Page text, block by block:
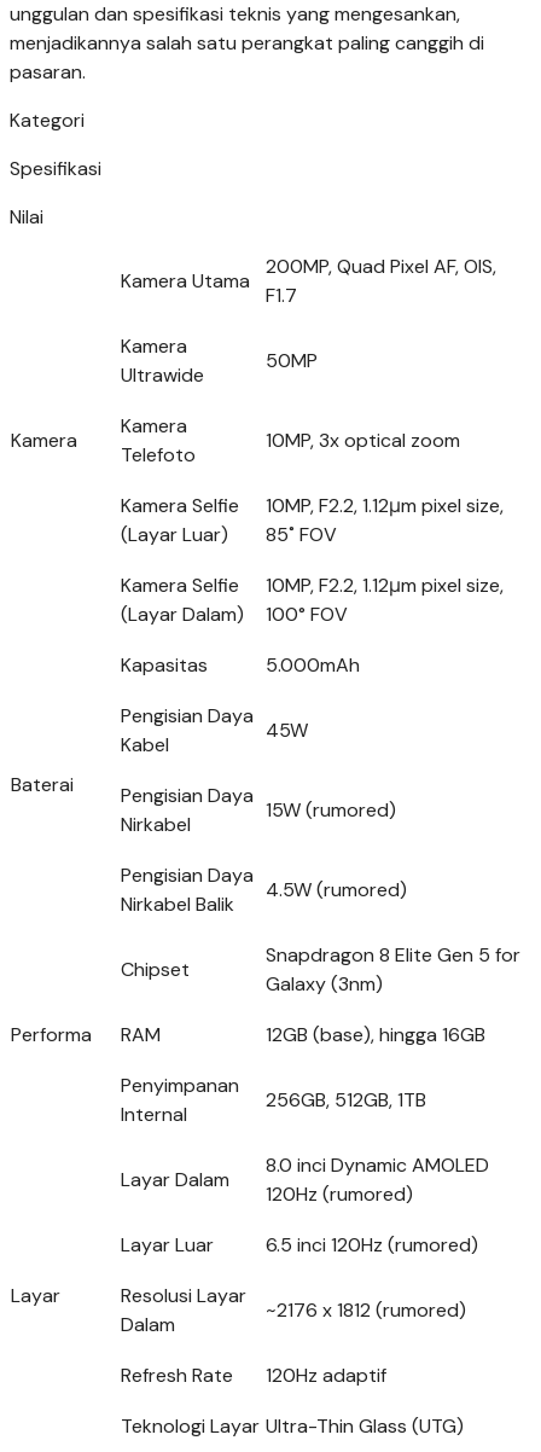
unggulan dan spesifikasi teknis yang mengesankan,
menjadikannya salah satu perangkat paling canggih di
pasaran.
Kategori
Spesifikasi
Nilai
Kamera
Kamera Utama
200MP, Quad Pixel AF, OIS,
F1.7
Kamera
Ultrawide
50MP
Kamera
Telefoto
10MP, 3x optical zoom
Kamera Selfie
(Layar Luar)
10MP, F2.2, 1.12μm pixel size,
85˚ FOV
Kamera Selfie
(Layar Dalam)
10MP, F2.2, 1.12μm pixel size,
100° FOV
Baterai
Kapasitas
5.000mAh
Pengisian Daya
Kabel
45W
Pengisian Daya
Nirkabel
15W (rumored)
Pengisian Daya
Nirkabel Balik
4.5W (rumored)
Performa
Chipset
Snapdragon 8 Elite Gen 5 for
Galaxy (3nm)
RAM
12GB (base), hingga 16GB
Penyimpanan
Internal
256GB, 512GB, 1TB
Layar
Layar Dalam
8.0 inci Dynamic AMOLED
120Hz (rumored)
Layar Luar
6.5 inci 120Hz (rumored)
Resolusi Layar
Dalam
~2176 x 1812 (rumored)
Refresh Rate
120Hz adaptif
Teknologi Layar Ultra-Thin Glass (UTG)